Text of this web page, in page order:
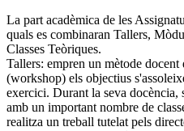
La part acadèmica de les
quals es combinaran Tallers,
Classes Teòriques.
Tallers: empren un mètode docent
(workshop) els objectius
exercici. Durant la seva docència,
amb un important nombre de
realitza un treball tutelat pels